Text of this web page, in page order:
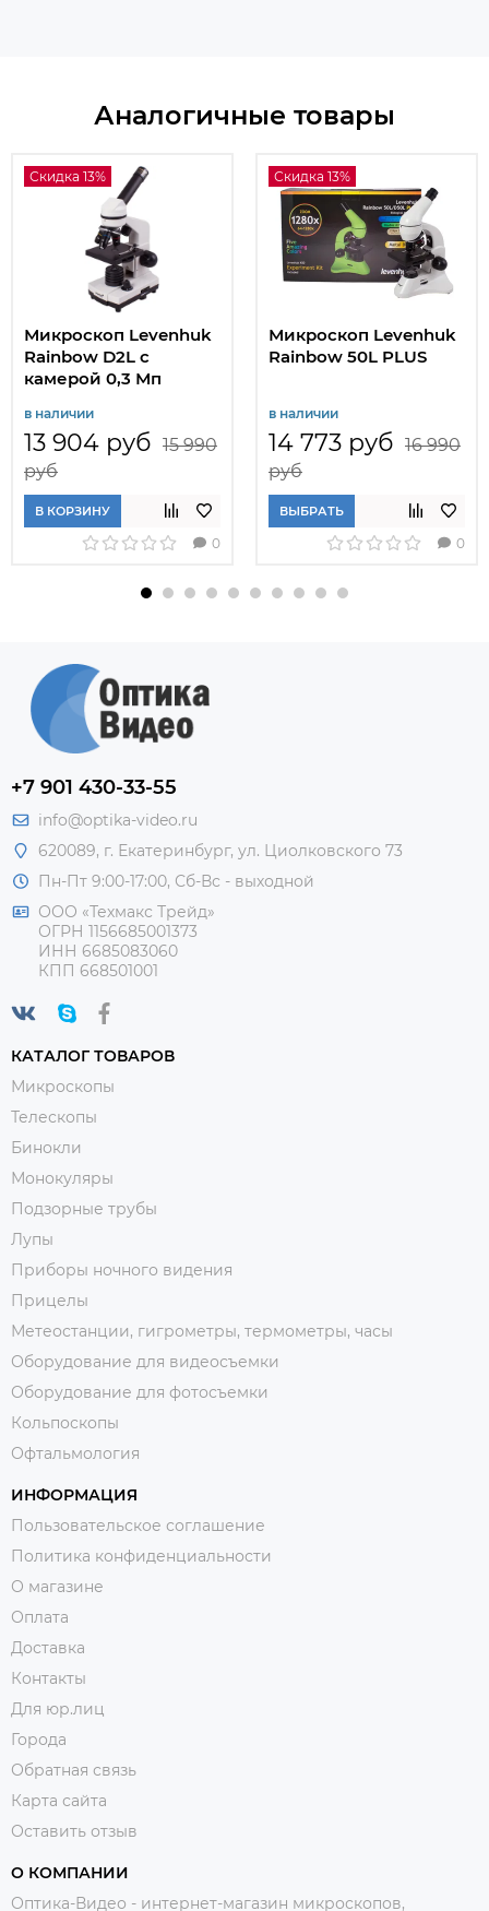
Аналогичные товары
Скидка 13%
Микроскоп Levenhuk
Rainbow D2L с
камерой 0,3 Мп
в наличии
13 904 руб 15 990
руб
В КОРЗИНУ
0
Скидка 13%
Микроскоп Levenhuk
Rainbow 50L PLUS
в наличии
14 773 руб 16 990
руб
ВЫБРАТЬ
0
+7 901 430-33-55
info@optika-video.ru
620089, г. Екатеринбург, ул. Циолковского 73
Пн-Пт 9:00-17:00, Сб-Вс - выходной
ООО «Техмакс Трейд»
ОГРН 1156685001373
ИНН 6685083060
КПП 668501001
КАТАЛОГ ТОВАРОВ
Микроскопы
Телескопы
Бинокли
Монокуляры
Подзорные трубы
Лупы
Приборы ночного видения
Прицелы
Метеостанции, гигрометры, термометры, часы
Оборудование для видеосъемки
Оборудование для фотосъемки
Кольпоскопы
Офтальмология
ИНФОРМАЦИЯ
Пользовательское соглашение
Политика конфиденциальности
О магазине
Оплата
Доставка
Контакты
Для юр.лиц
Города
Обратная связь
Карта сайта
Оставить отзыв
О КОМПАНИИ
Оптика-Видео - интернет-магазин микроскопов,